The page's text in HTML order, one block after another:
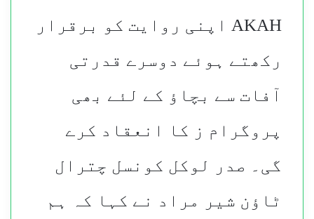
AKAH اپنی روایت کو برقرار
رکھتے ہوئے دوسرے قدرتی
آفات سے بچاؤ کے لئے بھی
پروگرام ز کا انعقاد کرے
گی۔ صدر لوکل کونسل چترال
ٹاؤن شیر مراد نے کہا کہ ہم